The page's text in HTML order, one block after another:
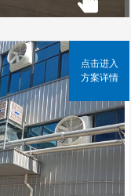
点击进入
方案详情